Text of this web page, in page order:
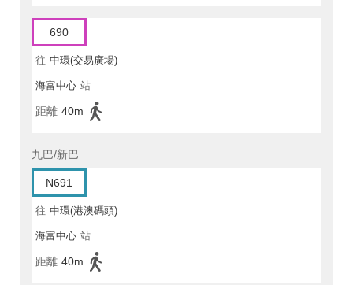
690
往 中環(交易廣場)
海富中心 站
距離 40m
九巴/新巴
N691
往 中環(港澳碼頭)
海富中心 站
距離 40m